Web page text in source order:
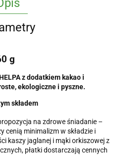
g
z dodatkiem kakao i
ekologiczne i pyszne.
składem
na zdrowe śniadanie –
cenią minimalizm w składzie i
kaszy jaglanej i mąki orkiszowej z
płatki dostarczają cennych